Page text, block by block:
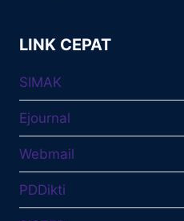
LINK CEPAT
SIMAK
Ejournal
Webmail
PDDikti